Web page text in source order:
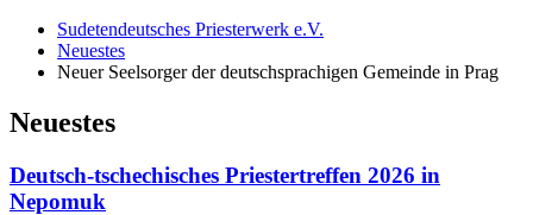
Sudetendeutsches Priesterwerk e.V.
Neuestes
Neuer Seelsorger der deutschsprachigen Gemeinde in Prag
Neuestes
Deutsch-tschechisches Priestertreffen 2026 in
Nepomuk